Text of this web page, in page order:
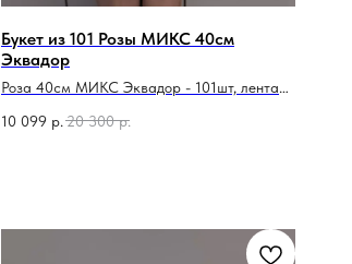
Букет из 101 Розы МИКС 40см
Эквадор
Роза 40см МИКС Эквадор - 101шт, лента
10 099 р. 20 300 р.